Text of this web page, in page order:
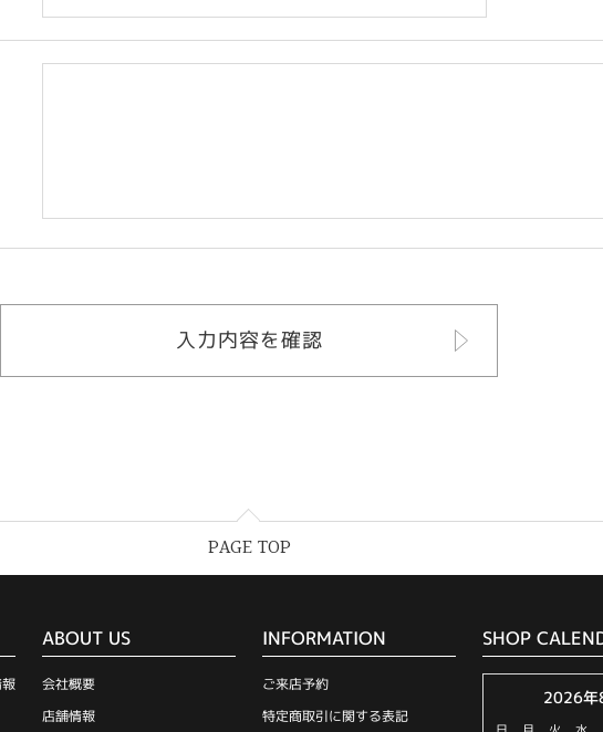
PAGE TOP
ABOUT US
会社概要
店舗情報
INFORMATION
ご来店予約
特定商取引に関する表記
SHOP
2026年